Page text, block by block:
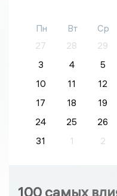
Пн Вт Ср
27
28 29
3
4 5
10
11 12
17
18 19
24
25 26
31
1 2
100 самых